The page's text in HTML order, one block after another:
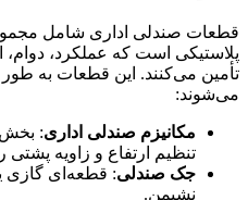
قطعات صندلی اداری شامل
پلاستیکی است که عملکرد، دوام،
تأمین می‌کنند. این قطعات به طور
می‌شوند:
مکانیزم صندلی اداری: بخش
تنظیم ارتفاع و زاویه پشتی
جک صندلی: قطعه‌ای گازی
نشیمن.